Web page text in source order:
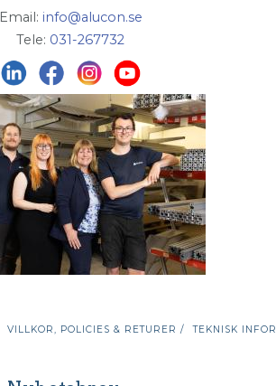
Email: info@alucon.se
Tele: 031-267732
VILLKOR, POLICIES & RETURER / TEKNISK